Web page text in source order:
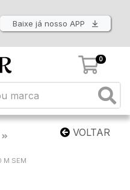
Baixe já nosso APP
0
VOLTAR
M SEM